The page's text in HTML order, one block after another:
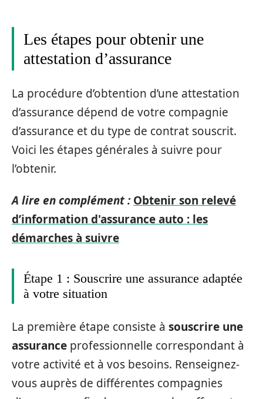
Les étapes pour obtenir une
attestation d’assurance
La procédure d’obtention d’une attestation
d’assurance dépend de votre compagnie
d’assurance et du type de contrat souscrit.
Voici les étapes générales à suivre pour
l’obtenir.
A lire en complément : Obtenir son relevé
d’information d'assurance auto : les
démarches à suivre
Étape 1 : Souscrire une assurance adaptée
à votre situation
La première étape consiste à souscrire une
assurance professionnelle correspondant à
votre activité et à vos besoins. Renseignez-
vous auprès de différentes compagnies